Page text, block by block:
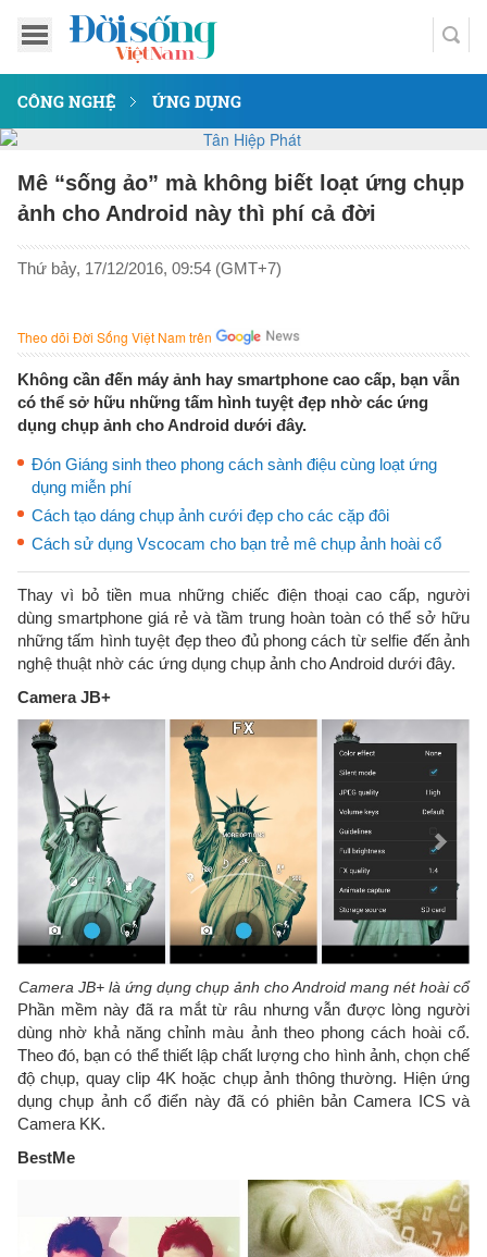
CÔNG NGHỆ ỨNG DỤNG
Mê “sống ảo” mà không biết loạt ứng chụp
ảnh cho Android này thì phí cả đời
Thứ bảy, 17/12/2016, 09:54 (GMT+7)
Theo dõi Đời Sống Việt Nam trên
Không cần đến máy ảnh hay smartphone cao cấp, bạn vẫn
có thể sở hữu những tấm hình tuyệt đẹp nhờ các ứng
dụng chụp ảnh cho Android dưới đây.
Đón Giáng sinh theo phong cách sành điệu cùng loạt ứng
dụng miễn phí
Cách tạo dáng chụp ảnh cưới đẹp cho các cặp đôi
Cách sử dụng Vscocam cho bạn trẻ mê chụp ảnh hoài cổ
Thay vì bỏ tiền mua những chiếc điện thoại cao cấp, người
dùng smartphone giá rẻ và tầm trung hoàn toàn có thể sở hữu
những tấm hình tuyệt đẹp theo đủ phong cách từ selfie đến ảnh
nghệ thuật nhờ các ứng dụng chụp ảnh cho Android dưới đây.
Camera JB+
Camera JB+ là ứng dụng chụp ảnh cho Android mang nét hoài cổ
Phần mềm này đã ra mắt từ râu nhưng vẫn được lòng người
dùng nhờ khả năng chỉnh màu ảnh theo phong cách hoài cổ.
Theo đó, bạn có thể thiết lập chất lượng cho hình ảnh, chọn chế
độ chụp, quay clip 4K hoặc chụp ảnh thông thường. Hiện ứng
dụng chụp ảnh cổ điển này đã có phiên bản Camera ICS và
Camera KK.
BestMe